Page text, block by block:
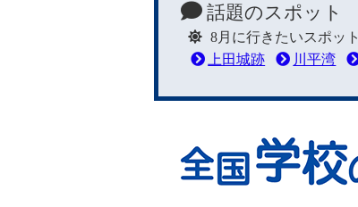
話題のスポット
8月に行きたいスポット
上田城跡
川平湾